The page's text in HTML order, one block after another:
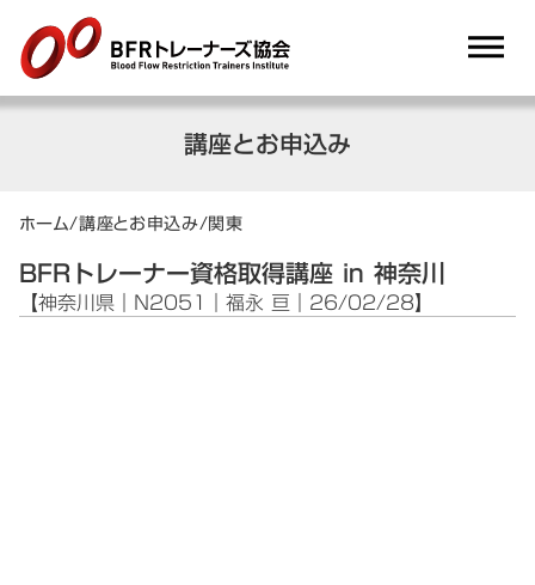
講座とお申込み
ホーム/講座とお申込み/関東
BFRトレーナー資格取得講座 in 神奈川
【神奈川県｜N2051｜福永 亘｜26/02/28】
dehaze